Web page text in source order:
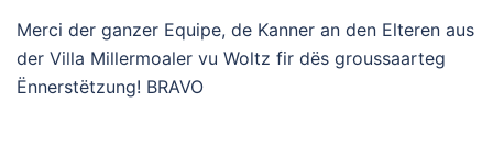
Merci der ganzer Equipe, de Kanner an den Elteren aus
der Villa Millermoaler vu Woltz fir dës groussaarteg
Ënnerstëtzung! BRAVO